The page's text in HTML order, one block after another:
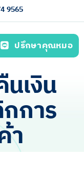
9565
ปรึกษาคุณหมอ
เงิน
การ
า